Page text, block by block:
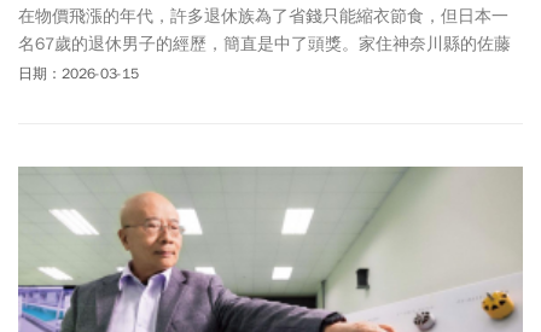
在物價飛漲的年代，許多退休族為了省錢只能縮衣節食，但日本一
名67歲的退休男子的經歷，簡直是中了頭獎。家住神奈川縣的佐藤
先生（化名），原本與太太靠著每個月22萬日圓（約新台幣4.4萬
日期：2026-03-15